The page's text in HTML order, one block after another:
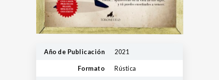
Año de Publicación 2021
Formato Rústica